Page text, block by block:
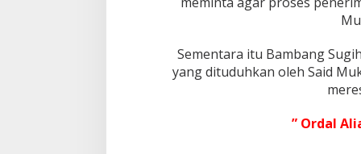
P
w
a
s
Sementara itu Bambang
yang dituduhkan oleh Said
” Ordal